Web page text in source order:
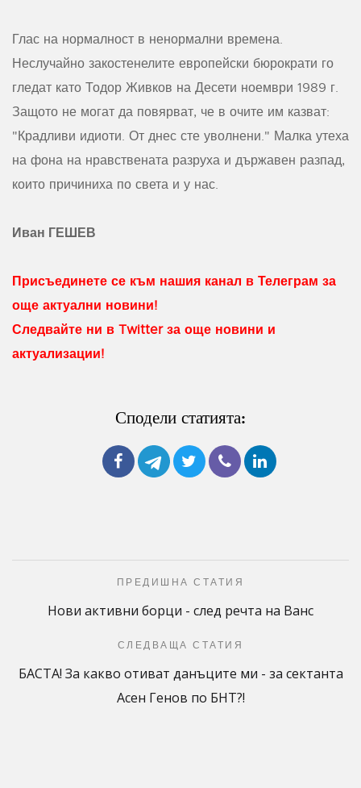
Глас на нормалност в ненормални времена.
Неслучайно закостенелите европейски бюрократи го
гледат като Тодор Живков на Десети ноември 1989 г.
Защото не могат да повярват, че в очите им казват:
"Крадливи идиоти. От днес сте уволнени." Малка утеха
на фона на нравствената разруха и държавен разпад,
които причиниха по света и у нас.
Иван ГЕШЕВ
Присъединете се към нашия канал в Телеграм за
още актуални новини!
Следвайте ни в Twitter за още новини и
актуализации!
Сподели статията:
ПРЕДИШНА СТАТИЯ
Нови активни борци - след речта на Ванс
СЛЕДВАЩА СТАТИЯ
БАСТА! За какво отиват данъците ми - за сектанта
Асен Генов по БНТ?!